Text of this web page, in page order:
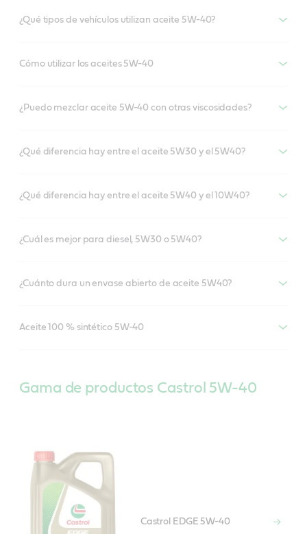
¿Qué tipos de vehículos utilizan aceite 5W-40?
Cómo utilizar los aceites 5W-40
¿Puedo mezclar aceite 5W-40 con otras viscosidades?
¿Qué diferencia hay entre el aceite 5W30 y el 5W40?
¿Qué diferencia hay entre el aceite 5W40 y el 10W40?
¿Cuál es mejor para diesel, 5W30 o 5W40?
¿Cuánto dura un envase abierto de aceite 5W40?
Aceite 100 % sintético 5W-40
Gama de productos Castrol 5W-40
Castrol EDGE 5W-40